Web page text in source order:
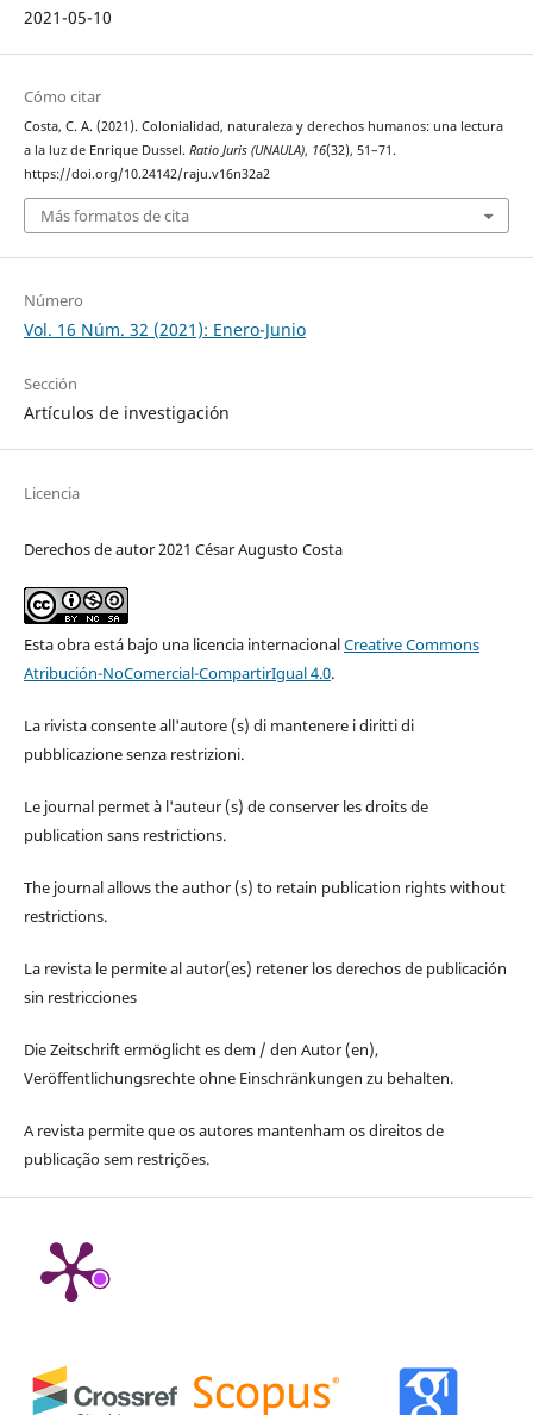
2021-05-10
Cómo citar
Costa, C. A. (2021). Colonialidad, naturaleza y derechos humanos: una lectura
a la luz de Enrique Dussel. Ratio Juris (UNAULA), 16(32), 51–71.
https://doi.org/10.24142/raju.v16n32a2
Más formatos de cita
Número
Vol. 16 Núm. 32 (2021): Enero-Junio
Sección
Artículos de investigación
Licencia
Derechos de autor 2021 César Augusto Costa
Esta obra está bajo una licencia internacionalCreative Commons
Atribución-NoComercial-CompartirIgual 4.0.
La rivista consente all'autore (s) di mantenere i diritti di
pubblicazione senza restrizioni.
Le journal permet à l'auteur (s) de conserver les droits de
publication sans restrictions.
The journal allows the author (s) to retain publication rights without
restrictions.
La revista le permite al autor(es) retener los derechos de publicación
sin restricciones
Die Zeitschrift ermöglicht es dem / den Autor (en),
Veröffentlichungsrechte ohne Einschränkungen zu behalten.
A revista permite que os autores mantenham os direitos de
publicação sem restrições.